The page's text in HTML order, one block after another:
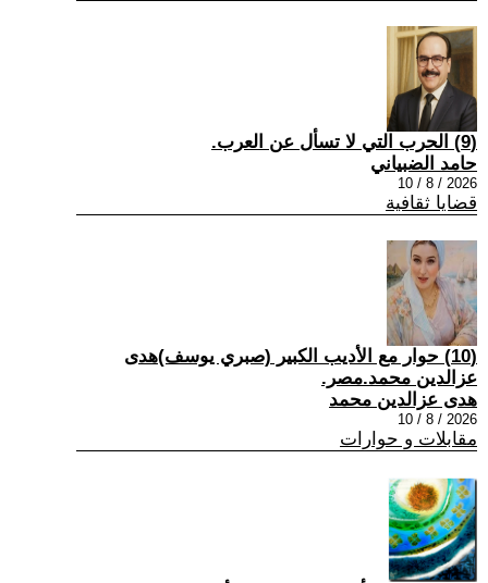
(9) الحرب التي لا تسأل عن العرب.
حامد الضبياني
2026 / 8 / 10
قضايا ثقافية
(10) حوار مع الأديب الكبير (صبري يوسف)هدى
عزالدين محمد.مصر.
هدى عزالدين محمد
2026 / 8 / 10
مقابلات و حوارات